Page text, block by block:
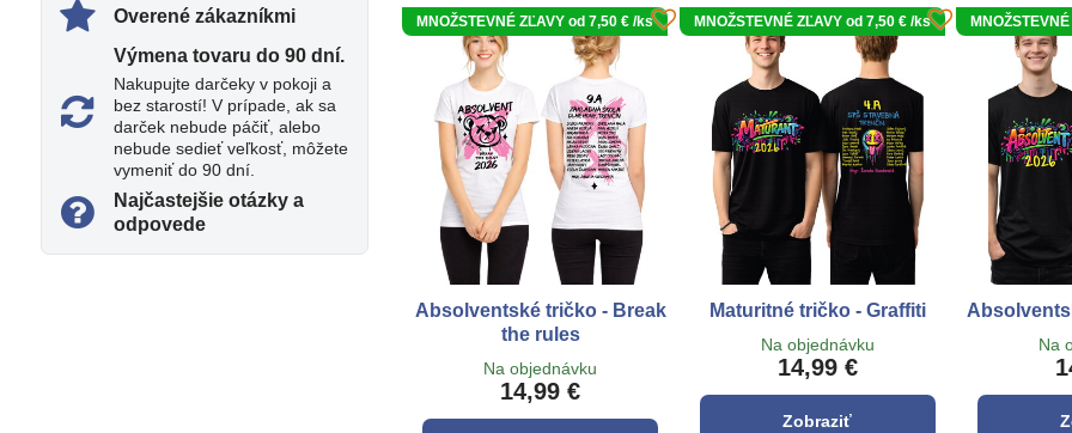
MNOŽSTEVNÉ ZĽAVY od 7,50 € /ks
Absolventské tričko - Break
the rules
Na objednávku
14,99 €
MNOŽSTEVNÉ ZĽAVY od 7,50 € /ks
Maturitné tričko - Graffiti
Na objednávku
14,99 €
Zobraziť
Na
Overené zákazníkmi
Výmena tovaru do 90 dní​.
Nakupujte darčeky v pokoji a
bez starostí! V prípade, ak sa
darček nebude páčiť, alebo
nebude sedieť veľkosť, môžete
vymeniť do 90 dní.
Najčastejšie otázky a
odpovede